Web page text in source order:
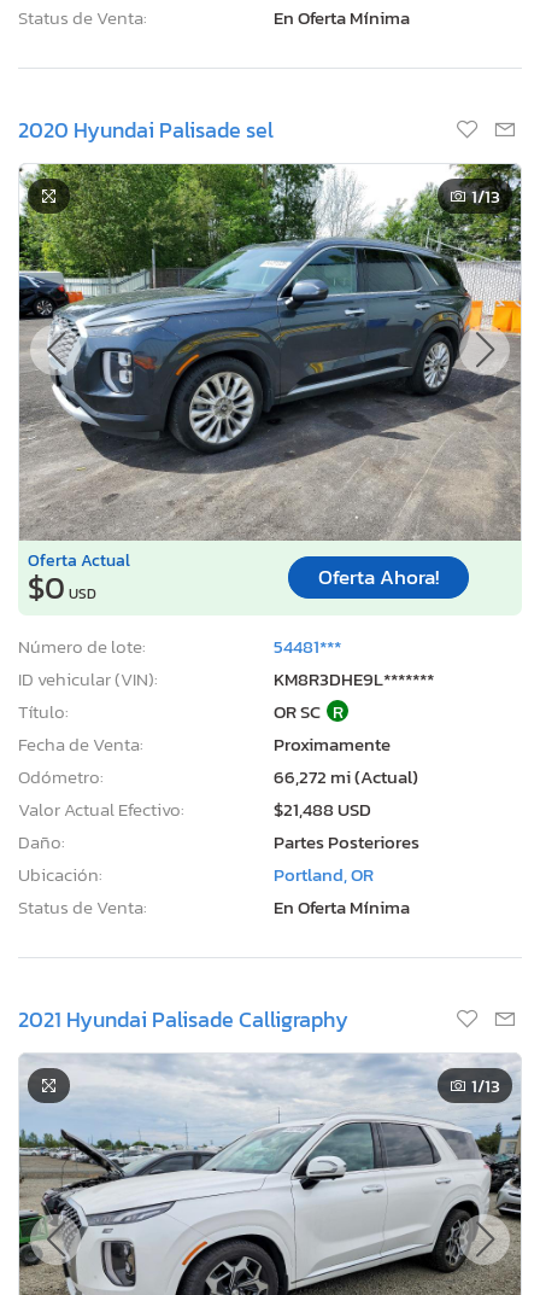
Status de Venta:
En Oferta Mínima
2020 Hyundai Palisade sel
1/13
Oferta Actual
$0 USD
Oferta Ahora!
Número de lote:
54481***
ID vehicular (VIN):
KM8R3DHE9L*******
Título:
OR SC R
Fecha de Venta:
Proximamente
Odómetro:
66,272 mi (Actual)
Valor Actual Efectivo:
$21,488 USD
Daño:
Partes Posteriores
Ubicación:
Portland, OR
Status de Venta:
En Oferta Mínima
2021 Hyundai Palisade Calligraphy
1/13